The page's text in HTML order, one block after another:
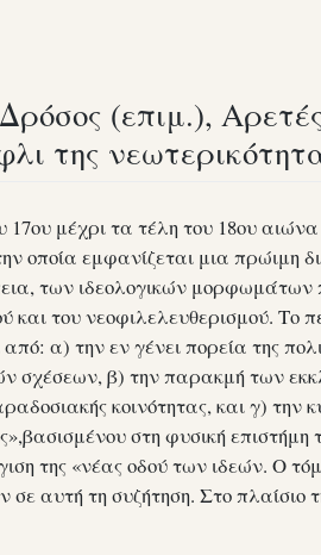
(επιμ.),
της
μέχρι τα τέλη του 18ου
οποία εμφανίζεται μια πρώιμη
των ιδεολογικών
και του νεοφιλελευθερισμού. Το
α) την εν γένει πορεία της
σχέσεων, β) την παρακμή των
κοινότητας, και γ) την
στη φυσική
της «νέας οδού των ιδεών. Ο
σε αυτή τη συζήτηση. Στο πλαίσιο